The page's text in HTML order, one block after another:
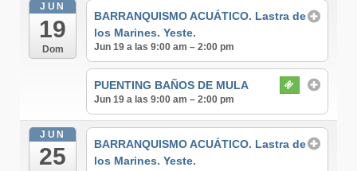
JUN
19
Dom
BARRANQUISMO ACUÁTICO. Lastra de
los Marines. Yeste.
Jun 19 a las 9:00 am – 2:00 pm
PUENTING BAÑOS DE MULA
Jun 19 a las 9:00 am – 2:00 pm
JUN
25
BARRANQUISMO ACUÁTICO. Lastra de
los Marines. Yeste.